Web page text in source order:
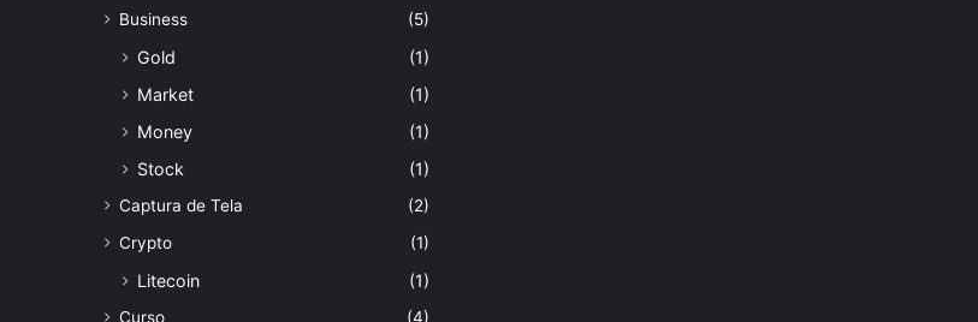
Business
(5)
Gold
(1)
Market
(1)
Money
(1)
Stock
(1)
Captura de Tela
(2)
Crypto
(1)
Litecoin (1)
Curso (4)